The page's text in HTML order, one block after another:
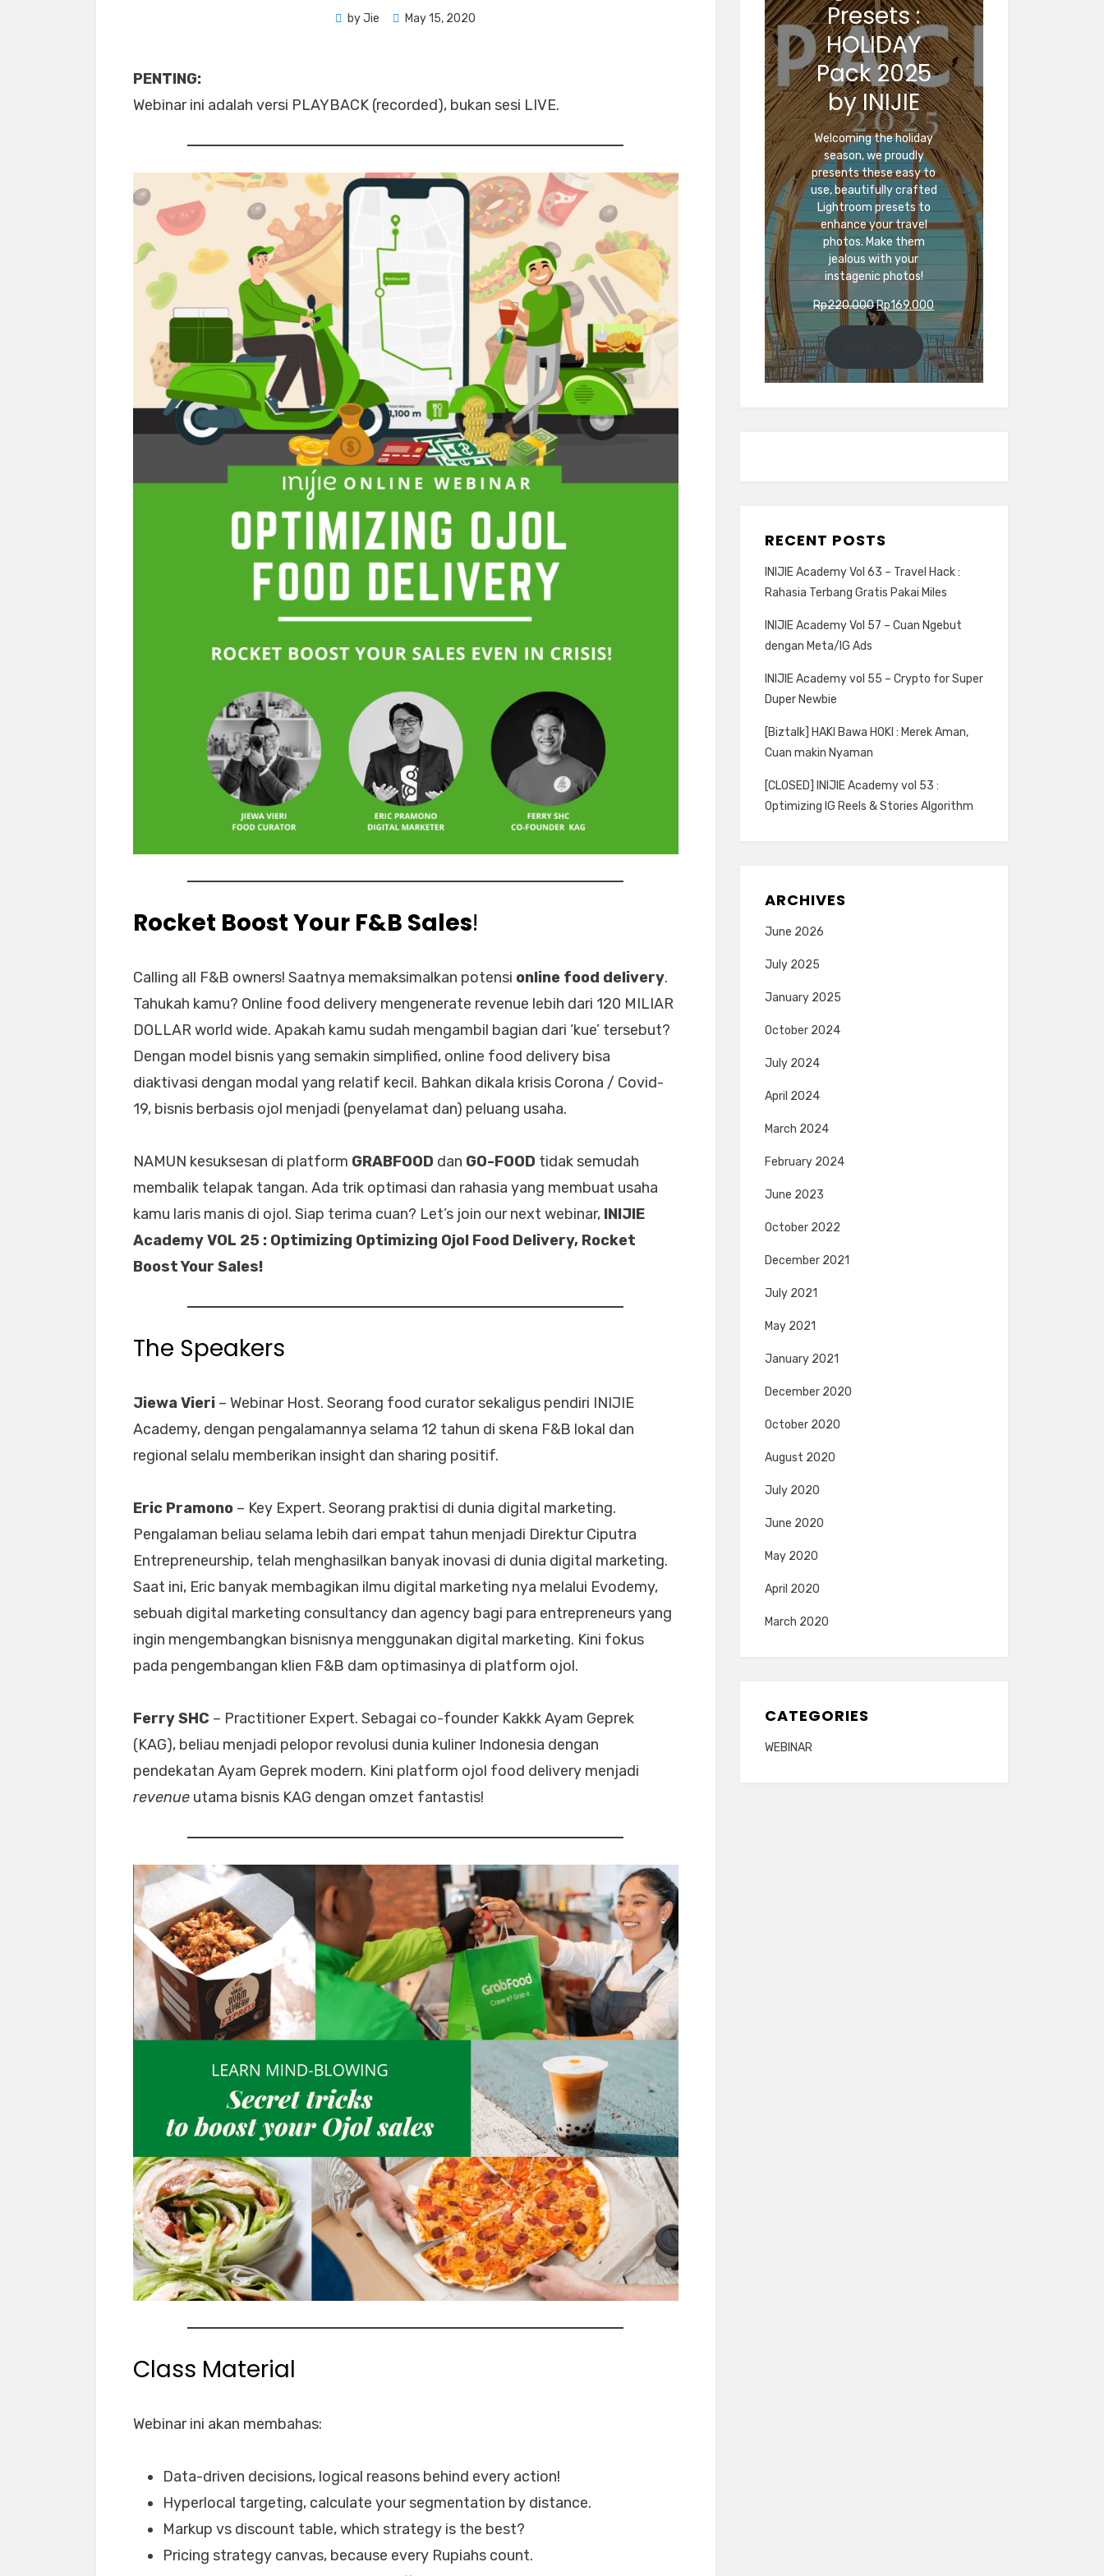
byJie
Posted
May 15, 2020
PENTING:
Webinar ini adalah versi PLAYBACK (recorded), bukan sesi LIVE.
Rocket Boost Your F&B Sales!
Calling all F&B owners! Saatnya memaksimalkan potensi online food delivery.
Tahukah kamu? Online food delivery mengenerate revenue lebih dari 120 MILIAR
DOLLAR world wide. Apakah kamu sudah mengambil bagian dari ‘kue’ tersebut?
Dengan model bisnis yang semakin simplified, online food delivery bisa
diaktivasi dengan modal yang relatif kecil. Bahkan dikala krisis Corona / Covid-
19, bisnis berbasis ojol menjadi (penyelamat dan) peluang usaha.
NAMUN kesuksesan di platform GRABFOOD dan GO-FOOD tidak semudah
membalik telapak tangan. Ada trik optimasi dan rahasia yang membuat usaha
kamu laris manis di ojol. Siap terima cuan? Let’s join our next webinar, INIJIE
Academy VOL 25 : Optimizing Optimizing Ojol Food Delivery, Rocket
Boost Your Sales!
The Speakers
Jiewa Vieri – Webinar Host. Seorang food curator sekaligus pendiri INIJIE
Academy, dengan pengalamannya selama 12 tahun di skena F&B lokal dan
regional selalu memberikan insight dan sharing positif.
Eric Pramono – Key Expert. Seorang praktisi di dunia digital marketing.
Pengalaman beliau selama lebih dari empat tahun menjadi Direktur Ciputra
Entrepreneurship, telah menghasilkan banyak inovasi di dunia digital marketing.
Saat ini, Eric banyak membagikan ilmu digital marketing nya melalui Evodemy,
sebuah digital marketing consultancy dan agency bagi para entrepreneurs yang
ingin mengembangkan bisnisnya menggunakan digital marketing. Kini fokus
pada pengembangan klien F&B dam optimasinya di platform ojol.
Ferry SHC – Practitioner Expert. Sebagai co-founder Kakkk Ayam Geprek
(KAG), beliau menjadi pelopor revolusi dunia kuliner Indonesia dengan
pendekatan Ayam Geprek modern. Kini platform ojol food delivery menjadi
revenue utama bisnis KAG dengan omzet fantastis!
Class Material
Webinar ini akan membahas:
Data-driven decisions, logical reasons behind every action!
Hyperlocal targeting, calculate your segmentation by distance.
Markup vs discount table, which strategy is the best?
Pricing strategy canvas, because every Rupiahs count.
Presets :
HOLIDAY
Pack 2025
by INIJIE
Welcoming the holiday
season, we proudly
presents these easy to
use, beautifully crafted
Lightroom presets to
enhance your travel
photos. Make them
jealous with your
instagenic photos!
Rp220.000Original
price
Rp220.000.
Rp169.000Current
price
is:
Rp169.000.
RECENT POSTS
INIJIE Academy Vol 63 – Travel Hack :
Rahasia Terbang Gratis Pakai Miles
INIJIE Academy Vol 57 – Cuan Ngebut
dengan Meta/IG Ads
INIJIE Academy vol 55 – Crypto for Super
Duper Newbie
[Biztalk] HAKI Bawa HOKI : Merek Aman,
Cuan makin Nyaman
[CLOSED] INIJIE Academy vol 53 :
Optimizing IG Reels & Stories Algorithm
ARCHIVES
June 2026
July 2025
January 2025
October 2024
July 2024
April 2024
March 2024
February 2024
June 2023
October 2022
December 2021
July 2021
May 2021
January 2021
December 2020
October 2020
August 2020
July 2020
June 2020
May 2020
April 2020
March 2020
CATEGORIES
WEBINAR